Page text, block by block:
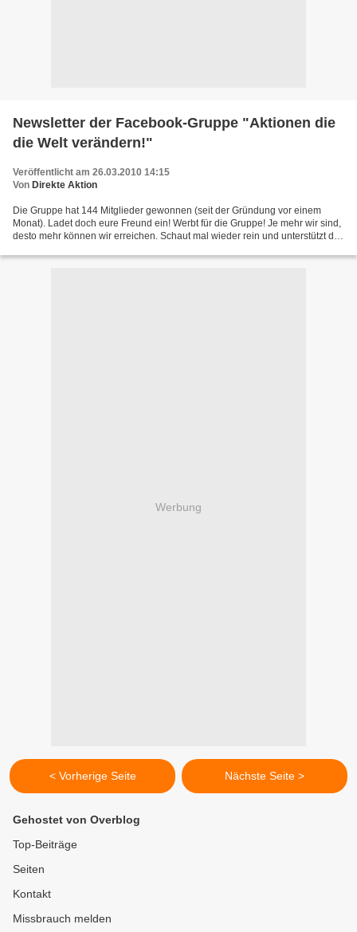
Newsletter der Facebook-Gruppe "Aktionen die
die Welt verändern!"
Veröffentlicht am 26.03.2010 14:15
Von Direkte Aktion
Die Gruppe hat 144 Mitglieder gewonnen (seit der Gründung vor einem
Monat). Ladet doch eure Freund ein! Werbt für die Gruppe! Je mehr wir sind,
desto mehr können wir erreichen. Schaut mal wieder rein und unterstützt die
gid=320631238231...
Werbung
< Vorherige Seite Nächste Seite >
Gehostet von Overblog
Top-Beiträge
Seiten
Kontakt
Missbrauch melden